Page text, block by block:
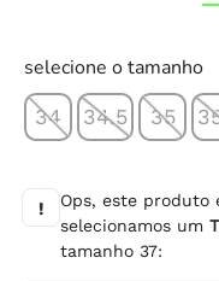
selecione o tamanho
34 34.5 35
! Ops, este produto
selecionamos um
tamanho37: